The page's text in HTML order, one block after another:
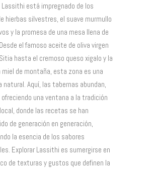
Lassithi está impregnado de los
hierbas silvestres, el suave murmullo
y la promesa de una mesa llena de
el famoso aceite de oliva virgen
hasta el cremoso queso xigalo y la
de montaña, esta zona es una
natural. Aquí, las tabernas abundan,
ofreciendo una ventana a la tradición
donde las recetas se han
de generación en generación,
la esencia de los sabores
Explorar Lassithi es sumergirse en
de texturas y gustos que definen la